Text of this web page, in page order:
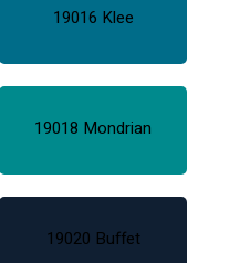
19016 Klee
19018 Mondrian
19020 Buffet